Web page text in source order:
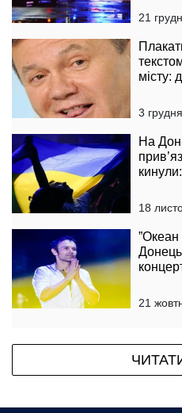
21
місту:
3
На
18
”Океан
21